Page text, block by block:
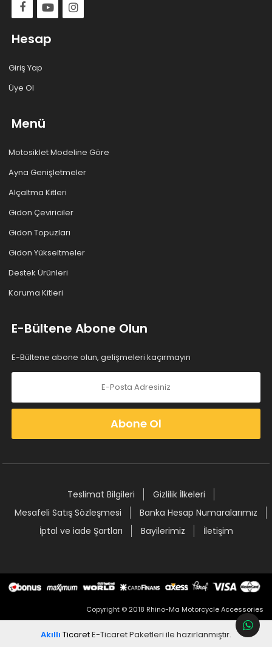
Hesap
Giriş Yap
Üye Ol
Menü
Motosiklet Modeline Göre
Ayna Genişletmeler
Alçaltma Kitleri
Gidon Çeviriciler
Gidon Topuzları
Gidon Yükseltmeler
Destek Ürünleri
Koruma Kitleri
E-Bültene Abone Olun
E-Bültene abone olun, gelişmeleri kaçırmayın
Abone Ol
Teslimat Bilgileri
Gizlilik İlkeleri
Mesafeli Satış Sözleşmesi
Banka Hesap Numaralarımız
İptal ve iade Şartları
Bayilerimiz İletişim
Copyright © 2018 Rhino-Ma Motorcycle Accessories
Akıllı TicaretE-Ticaret Paketleri ile hazırlanmıştır.